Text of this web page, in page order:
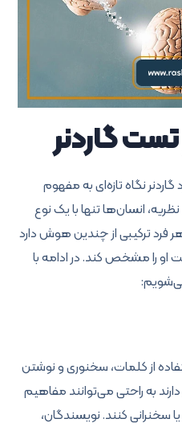
گاردنر
نگاه تازه‌ای به مفهوم
انسان‌ها تنها با یک نوع
ترکیبی از چندین هوش دارد
او را مشخص کند. در ادامه با
از کلمات، سخنوری و نوشتن
به راحتی می‌توانند مفاهیم
سخنرانی کنند. نویسندگان،